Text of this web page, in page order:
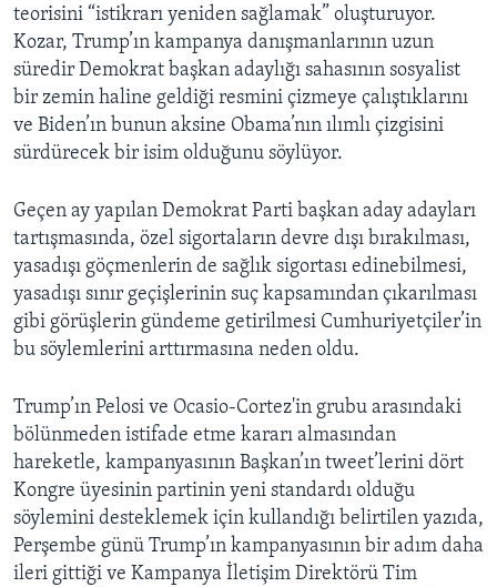
teorisini “istikrarı yeniden sağlamak” oluşturuyor.
Kozar, Trump’ın kampanya danışmanlarının uzun
süredir Demokrat başkan adaylığı sahasının sosyalist
bir zemin haline geldiği resmini çizmeye çalıştıklarını
ve Biden’ın bunun aksine Obama’nın ılımlı çizgisini
sürdürecek bir isim olduğunu söylüyor.
Geçen ay yapılan Demokrat Parti başkan aday adayları
tartışmasında, özel sigortaların devre dışı bırakılması,
yasadışı göçmenlerin de sağlık sigortası edinebilmesi,
yasadışı sınır geçişlerinin suç kapsamından çıkarılması
gibi görüşlerin gündeme getirilmesi Cumhuriyetçiler’in
bu söylemlerini arttırmasına neden oldu.
Trump’ın Pelosi ve Ocasio-Cortez'in grubu arasındaki
bölünmeden istifade etme kararı almasından
hareketle, kampanyasının Başkan’ın tweet’lerini dört
Kongre üyesinin partinin yeni standardı olduğu
söylemini desteklemek için kullandığı belirtilen yazıda,
Perşembe günü Trump’ın kampanyasının bir adım daha
ileri gittiği ve Kampanya İletişim Direktörü Tim